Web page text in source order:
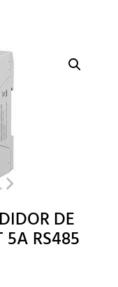
DE
5A RS485